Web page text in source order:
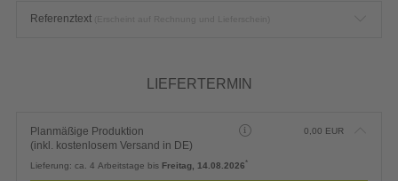
Referenztext
LIEFERTERMIN
Planmäßige Produktion
(inkl. kostenlosem Versand in DE)
0,00 EUR
Lieferung: ca. 4 Arbeitstage bis Freitag, 14.08.2026*